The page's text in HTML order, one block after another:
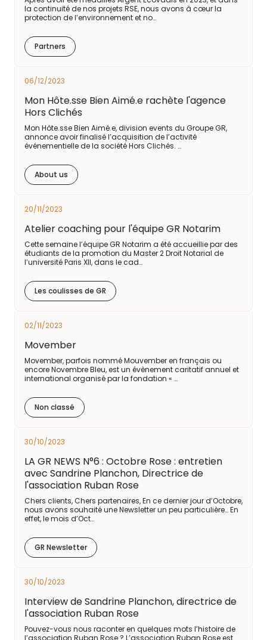
la continuité de nos projets RSE, nous avons à cœur la
protection de l’environnement et no…
Partners
06/12/2023
Mon Hôte.sse Bien Aimé.e rachète l'agence
Hors Clichés
Mon Hôte.sse Bien Aimé.e, division events du Groupe GR,
annonce avoir finalisé l’acquisition de l’activité
événementielle de la société Hors Clichés. …
About us
20/11/2023
Atelier coaching pour l'équipe GR Notarim
Cette semaine l’équipe GR Notarim a été accueillie par des
étudiants de la promotion du Master 2 Droit Notarial de
l’université Paris XII, dans le cad…
Les coulisses de GR
02/11/2023
Movember
Movember, parfois nommé Mouvember en français ou
encore Novembre Bleu, est un évènement caritatif annuel et
international organisé par la fondation « …
Non classé
30/10/2023
LA GR NEWS N°6 : Octobre Rose : entretien
avec Sandrine Planchon, Directrice de
l'association Ruban Rose
Chers clients, Chers partenaires, En ce dernier jour d’Octobre,
nous avons souhaité une Newsletter un peu particulière… En
effet, le mois d’Oct…
GR Newsletter
30/10/2023
Interview de Sandrine Planchon, directrice de
l'association Ruban Rose
Pouvez-vous nous raconter en quelques mots l’histoire de
l’association Ruban Rose ? L’association Ruban Rose est